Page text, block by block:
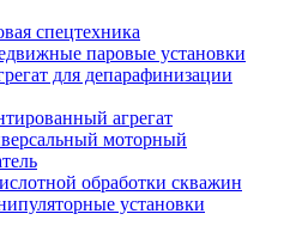
спецтехника
паровые установки
для депарафинизации
агрегат
моторный
обработки скважин
установки